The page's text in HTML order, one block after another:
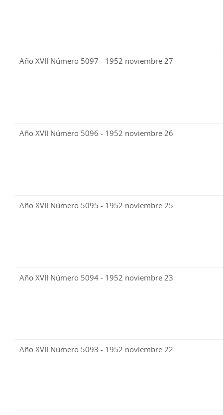
Año XVII Número 5097 - 1952 noviembre 27
Año XVII Número 5096 - 1952 noviembre 26
Año XVII Número 5095 - 1952 noviembre 25
Año XVII Número 5094 - 1952 noviembre 23
Año XVII Número 5093 - 1952 noviembre 22